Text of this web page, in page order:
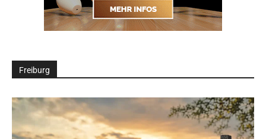
Freiburg